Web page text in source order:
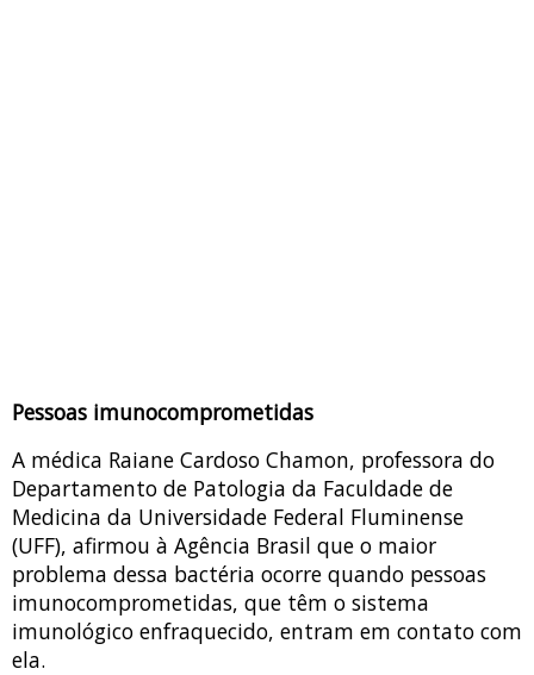
Pessoas imunocomprometidas
A médica Raiane Cardoso Chamon, professora do
Departamento de Patologia da Faculdade de
Medicina da Universidade Federal Fluminense
(UFF), afirmou à Agência Brasil que o maior
problema dessa bactéria ocorre quando pessoas
imunocomprometidas, que têm o sistema
imunológico enfraquecido, entram em contato com
ela.